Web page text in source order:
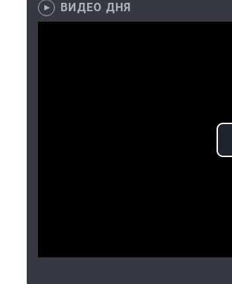
ВИДЕО ДНЯ